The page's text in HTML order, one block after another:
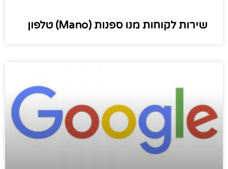
שירות לקוחות מנו ספנות (Mano) טלפון